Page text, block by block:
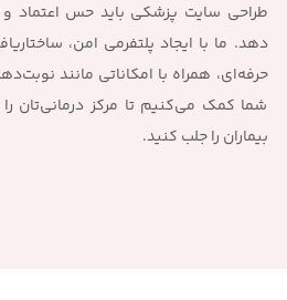
طراحی سایت پزشکی باید حس اعتماد
دهد. ما با ایجاد پلتفرمی امن،
حرفه‌ای، همراه با امکاناتی مانند
شما کمک می‌کنیم تا مرکز درمانی‌تان
بیماران را جلب کنید.